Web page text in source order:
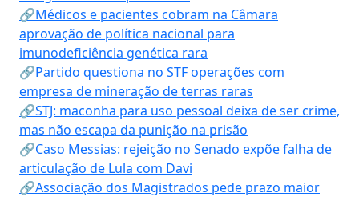
🔗Médicos e pacientes cobram na Câmara
aprovação de política nacional para
imunodeficiência genética rara
🔗Partido questiona no STF operações com
empresa de mineração de terras raras
🔗STJ: maconha para uso pessoal deixa de ser crime,
mas não escapa da punição na prisão
🔗Caso Messias: rejeição no Senado expõe falha de
articulação de Lula com Davi
🔗Associação dos Magistrados pede prazo maior